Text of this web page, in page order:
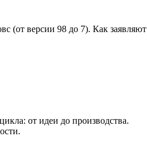
(от версии 98 до 7). Как заявляют
от идеи до производства.